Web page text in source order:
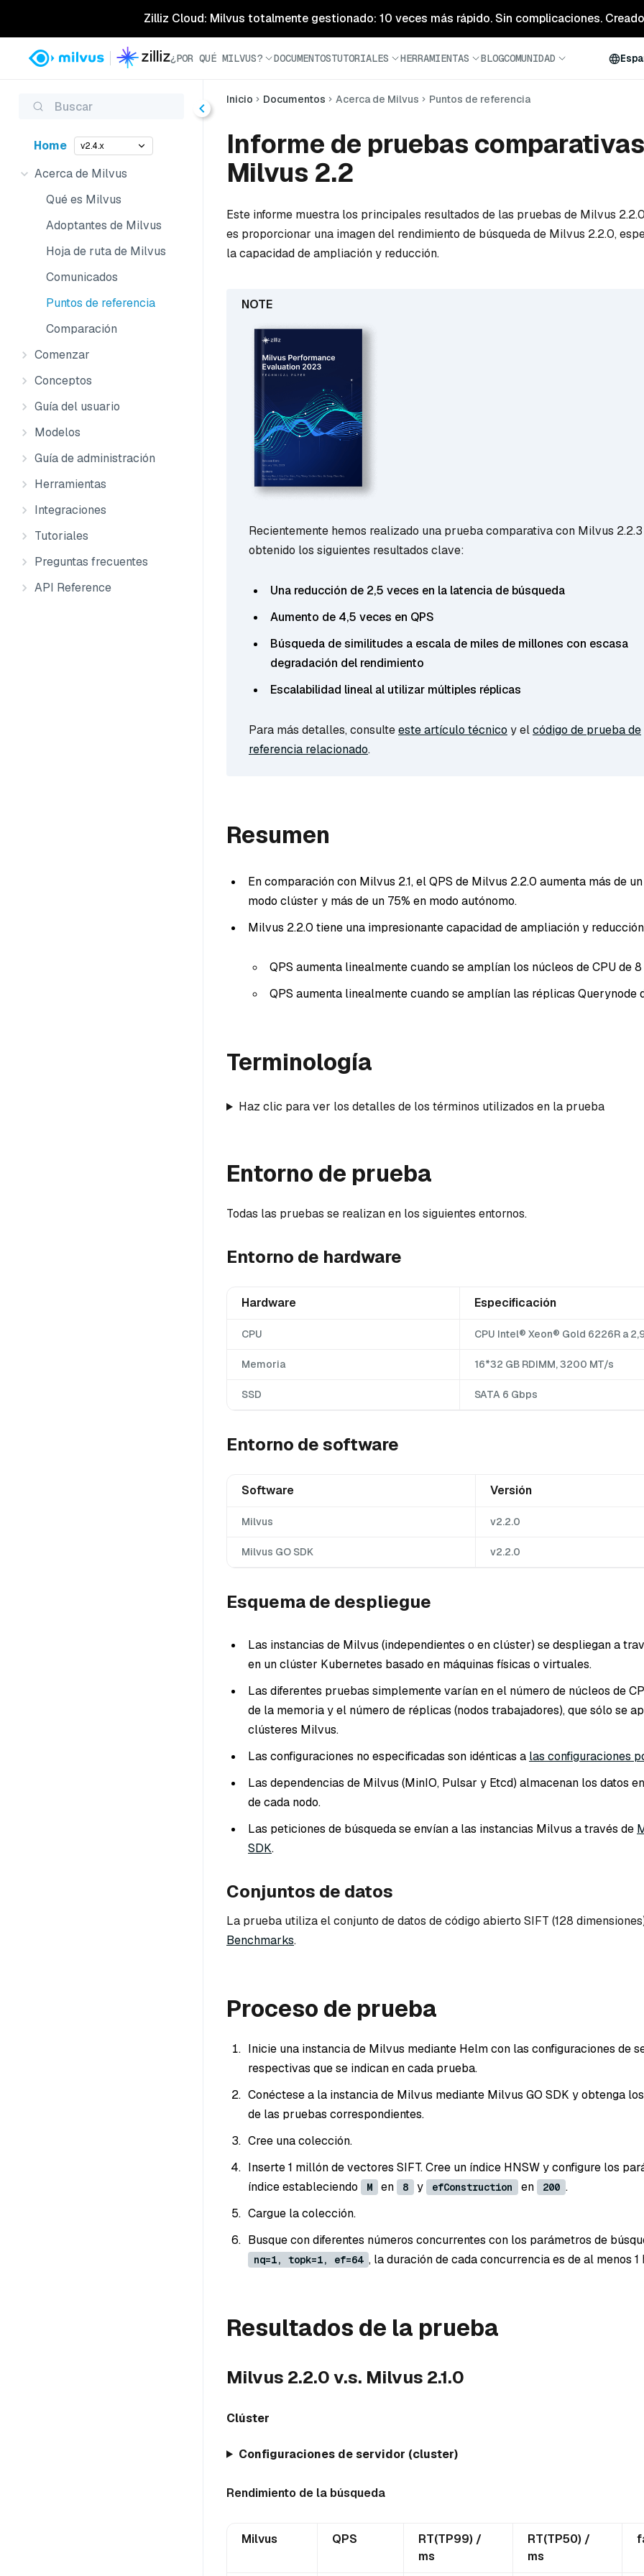
Zilliz Cloud: Milvus totalmente gestionado: 10 veces más rápido. Sin complicaciones. Creado
¿POR QUÉ MILVUS? DOCUMENTOSTUTORIALES HERRAMIENTAS BLOGCOMUNIDAD
Buscar
Home v2.4.x
Acerca de Milvus
Qué es Milvus
Adoptantes de Milvus
Hoja de ruta de Milvus
Comunicados
Puntos de referencia
Comparación
Comenzar
Conceptos
Guía del usuario
Modelos
Guía de administración
Herramientas
Integraciones
Tutoriales
Preguntas frecuentes
API Reference
Inicio Documentos Acerca de Milvus Puntos de referencia
Informe de pruebas
Milvus 2.2
Este informe muestra los principales resultados de las pruebas de Milvus
es proporcionar una imagen del rendimiento de búsqueda de Milvus 2.2.0,
la capacidad de ampliación y reducción.
Recientemente hemos realizado una prueba comparativa con Milvus
obtenido los siguientes resultados clave:
Una reducción de 2,5 veces en la latencia de búsqueda
Aumento de 4,5 veces en QPS
Búsqueda de similitudes a escala de miles de millones con escasa
degradación del rendimiento
Escalabilidad lineal al utilizar múltiples réplicas
Para más detalles, consulteeste artículo técnico y elcódigo de prueba de
referencia relacionado.
Resumen
En comparación con Milvus 2.1, el QPS de Milvus 2.2.0 aumenta más de
modo clúster y más de un 75% en modo autónomo.
Milvus 2.2.0 tiene una impresionante capacidad de ampliación y
QPS aumenta linealmente cuando se amplían los núcleos de CPU de
QPS aumenta linealmente cuando se amplían las réplicas Querynode
Terminología
Haz clic para ver los detalles de los términos utilizados en la prueba
Entorno de prueba
Todas las pruebas se realizan en los siguientes entornos.
Entorno de hardware
Hardware Especificación
CPU CPU Intel® Xeon® Gold 6226R a
Memoria 16*32 GB RDIMM, 3200 MT/s
SSD SATA 6 Gbps
Entorno de software
Software Versión
Milvus v2.2.0
Milvus GO SDK v2.2.0
Esquema de despliegue
Las instancias de Milvus (independientes o en clúster) se despliegan a
en un clúster Kubernetes basado en máquinas físicas o virtuales.
Las diferentes pruebas simplemente varían en el número de núcleos de
de la memoria y el número de réplicas (nodos trabajadores), que sólo se
clústeres Milvus.
Las configuraciones no especificadas son idénticas a las configuraciones
Las dependencias de Milvus (MinIO, Pulsar y Etcd) almacenan los datos
de cada nodo.
Las peticiones de búsqueda se envían a las instancias Milvus a través de
SDK.
Conjuntos de datos
La prueba utiliza el conjunto de datos de código abierto SIFT (128
Benchmarks.
Proceso de prueba
Inicie una instancia de Milvus mediante Helm con las configuraciones de
respectivas que se indican en cada prueba.
Conéctese a la instancia de Milvus mediante Milvus GO SDK y obtenga
de las pruebas correspondientes.
Cree una colección.
Inserte 1 millón de vectores SIFT. Cree un índice HNSW y configure los
índice estableciendo
M en 8 y efConstruction en 200 .
Cargue la colección.
Busque con diferentes números concurrentes con los parámetros de
nq=1, topk=1, ef=64 , la duración de cada concurrencia es de al menos 1
Resultados de la prueba
Milvus 2.2.0 v.s. Milvus 2.1.0
Clúster
Configuraciones de servidor (cluster)
Rendimiento de la búsqueda
Milvus QPS
RT(TP99) /
ms
RT(TP50) /
ms